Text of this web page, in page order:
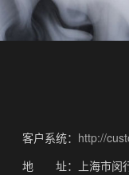
客户系统： http://
地 址：上海市闵